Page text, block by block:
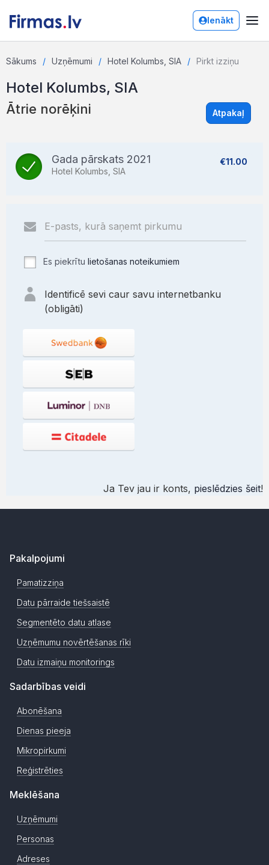
Ienākt
Sākums Uzņēmumi Hotel Kolumbs, SIA Pirkt izziņu
Hotel Kolumbs, SIA
Ātrie norēķini Atpakaļ
Gada pārskats 2021
Hotel Kolumbs, SIA
€11.00
Es piekrītu lietošanas noteikumiem
Identificē sevi caur savu internetbanku
(obligāti)
Ja Tev jau ir konts, pieslēdzies šeit!
Pakalpojumi
Pamatizziņa
Datu pārraide tiešsaistē
Segmentēto datu atlase
Uzņēmumu novērtēšanas rīki
Datu izmaiņu monitorings
Sadarbības veidi
Abonēšana
Dienas pieeja
Mikropirkumi
Reģistrēties
Meklēšana
Uzņēmumi
Personas
Adreses